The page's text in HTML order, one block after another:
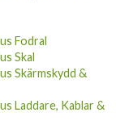
Fodral
Skal
Skärmskydd &
Laddare, Kablar &